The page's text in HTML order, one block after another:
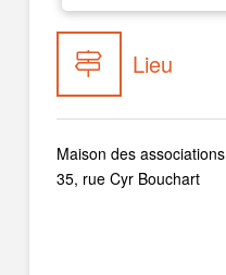
Lieu
Maison des associations
35, rue Cyr Bouchart